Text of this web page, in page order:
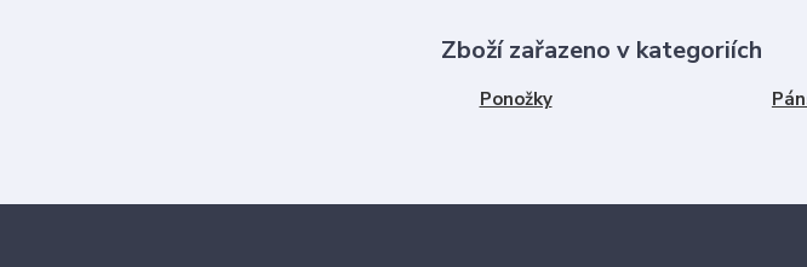
Zboží zařazeno v kategoriích
Ponožky